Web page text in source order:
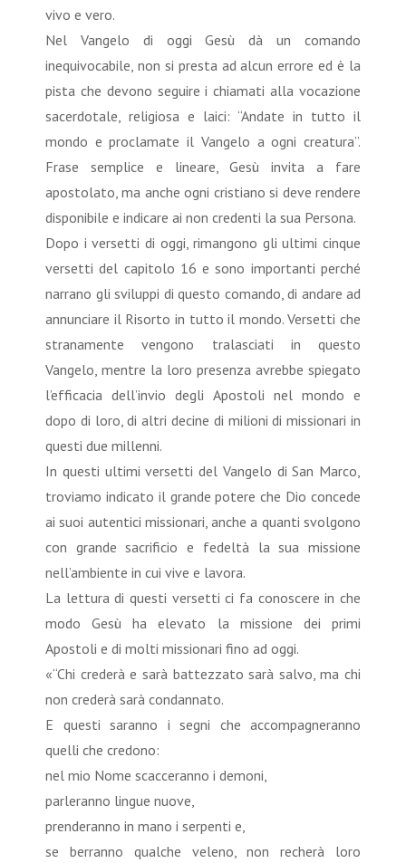
vivo e vero.
Nel Vangelo di oggi Gesù dà un comando
inequivocabile, non si presta ad alcun errore ed è la
pista che devono seguire i chiamati alla vocazione
sacerdotale, religiosa e laici: “Andate in tutto il
mondo e proclamate il Vangelo a ogni creatura”.
Frase semplice e lineare, Gesù invita a fare
apostolato, ma anche ogni cristiano si deve rendere
disponibile e indicare ai non credenti la sua Persona.
Dopo i versetti di oggi, rimangono gli ultimi cinque
versetti del capitolo 16 e sono importanti perché
narrano gli sviluppi di questo comando, di andare ad
annunciare il Risorto in tutto il mondo. Versetti che
stranamente vengono tralasciati in questo
Vangelo, mentre la loro presenza avrebbe spiegato
l’efficacia dell’invio degli Apostoli nel mondo e
dopo di loro, di altri decine di milioni di missionari in
questi due millenni.
In questi ultimi versetti del Vangelo di San Marco,
troviamo indicato il grande potere che Dio concede
ai suoi autentici missionari, anche a quanti svolgono
con grande sacrificio e fedeltà la sua missione
nell’ambiente in cui vive e lavora.
La lettura di questi versetti ci fa conoscere in che
modo Gesù ha elevato la missione dei primi
Apostoli e di molti missionari fino ad oggi.
«“Chi crederà e sarà battezzato sarà salvo, ma chi
non crederà sarà condannato.
E questi saranno i segni che accompagneranno
quelli che credono:
nel mio Nome scacceranno i demoni,
parleranno lingue nuove,
prenderanno in mano i serpenti e,
se berranno qualche veleno, non recherà loro